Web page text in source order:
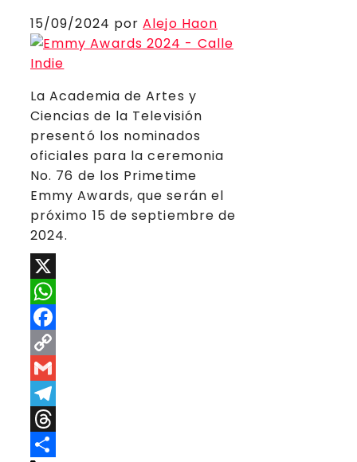
15/09/2024 porAlejo Haon
La Academia de Artes y
Ciencias de la Televisión
presentó los nominados
oficiales para la ceremonia
No. 76 de los Primetime
Emmy Awards, que serán el
próximo 15 de septiembre de
2024.
X
WhatsApp
Facebook
Copy
Link
Gmail
Telegram
Threads